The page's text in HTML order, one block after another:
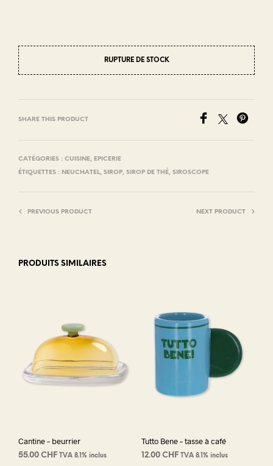
RUPTURE DE STOCK
SHARE THIS PRODUCT
CATÉGORIES : CUISINE, EPICERIE
ÉTIQUETTES : NEUCHATEL, SIROP, SIROP DE THÉ, SIROSCOPE
PREVIOUS PRODUCT NEXT PRODUCT
PRODUITS SIMILAIRES
Cantine – beurrier
55.00 CHF TVA 8.1% inclus
Tutto Bene – tasse à café
12.00 CHF TVA 8.1% inclus